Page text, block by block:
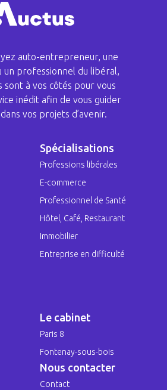
auto-entrepreneur, une
un professionnel du libéral,
sont à vos côtés pour vous
inédit afin de vous guider
vos projets d’avenir.
Spécialisations
Professions libérales
E-commerce
Professionnel de Santé
Hôtel, Café, Restaurant
Immobilier
Entreprise en difficulté
Le cabinet
Paris 8
Fontenay-sous-bois
Nous contacter
Contact